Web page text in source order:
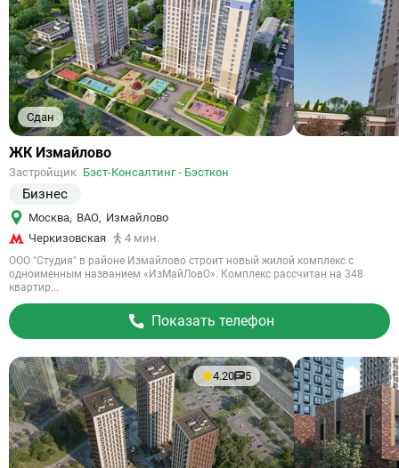
Сдан
Ссылка
объект
ЖК Измайлово
Застройщик Бэст-Консалтинг - Бэсткон
Бизнес
Москва, ВАО, Измайлово
Черкизовская
4 мин.
ООО "Студия" в районе Измайлово строит новый жилой комплекс с
одноименным названием «ИзМайЛовО». Комплекс рассчитан на 348
квартир...
Показать телефон
4.20 5